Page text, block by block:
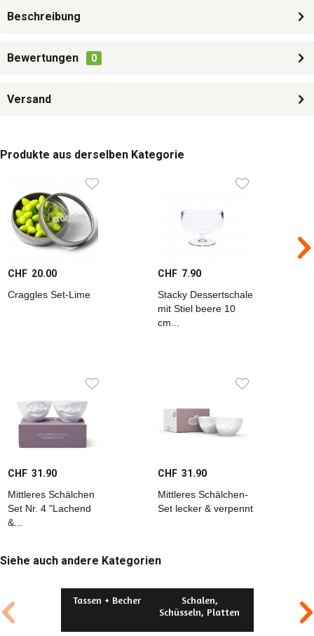
Beschreibung
Bewertungen 0
Versand
Produkte aus derselben Kategorie
CHF 20.00
Craggles Set-Lime
CHF 7.90
Stacky Dessertschale
mit Stiel beere 10
cm...
CHF 31.90
Mittleres Schälchen
Set Nr. 4 "Lachend
&...
CHF 31.90
Mittleres Schälchen-
Set lecker & verpennt
Siehe auch andere Kategorien
Tassen + Becher
Schalen,
Schüsseln, Platten
Krüge +